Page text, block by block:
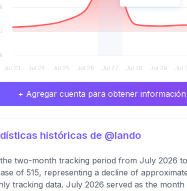
+ Agregar cuenta para obtener
históricas de @lando
two-month tracking period from July 2026
of 515, representing a decline of
tracking data. July 2026 served as the